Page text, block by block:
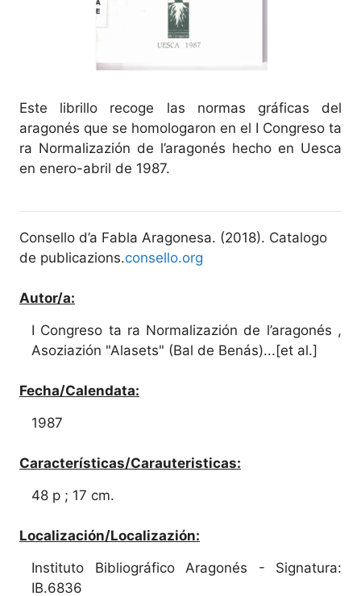
Este librillo recoge las normas gráficas del
aragonés que se homologaron en el I Congreso ta
ra Normalizazión de l’aragonés hecho en Uesca
en enero-abril de 1987.
Consello d’a Fabla Aragonesa. (2018). Catalogo
de publicazions.consello.org
Autor/a:
I Congreso ta ra Normalizazión de l’aragonés ,
Asoziazión "Alasets" (Bal de Benás)...[et al.]
Fecha/Calendata:
1987
Características/Carauteristicas:
48 p ; 17 cm.
Localización/Localizazión:
Instituto Bibliográfico Aragonés - Signatura:
IB.6836